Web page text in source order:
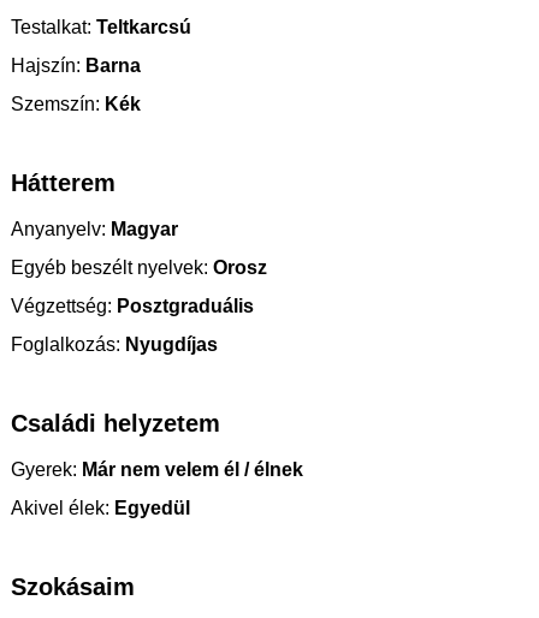
Testalkat: Teltkarcsú
Hajszín: Barna
Szemszín: Kék
Hátterem
Anyanyelv: Magyar
Egyéb beszélt nyelvek: Orosz
Végzettség: Posztgraduális
Foglalkozás: Nyugdíjas
Családi helyzetem
Gyerek: Már nem velem él / élnek
Akivel élek: Egyedül
Szokásaim